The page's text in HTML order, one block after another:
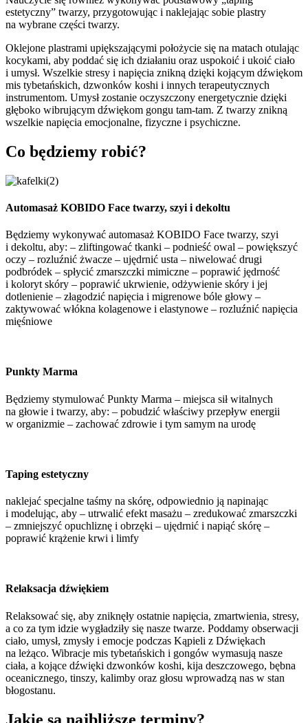
estetyczny” twarzy, przygotowując i naklejając sobie plastry
na wybrane części twarzy.
Oklejone plastrami upiększającymi położycie się na matach otulając
kocykami, aby poddać się ich działaniu oraz uspokoić i ukoić ciało
i umysł. Wszelkie stresy i napięcia znikną dzięki kojącym dźwiękom
mis tybetańskich, dzwonków koshi i innych terapeutycznych
instrumentom. Umysł zostanie oczyszczony energetycznie dzięki
głęboko wibrującym dźwiękom gongu tam-tam. Z twarzy znikną
wszelkie napięcia emocjonalne, fizyczne i psychiczne.
Co będziemy robić?
Automasaż KOBIDO Face twarzy, szyi i dekoltu
Będziemy wykonywać automasaż KOBIDO Face twarzy, szyi
i dekoltu, aby: – zliftingować tkanki – podnieść owal – powiększyć
oczy – rozluźnić żwacze – ujędrnić usta – niwelować drugi
podbródek – spłycić zmarszczki mimiczne – poprawić jędrność
i koloryt skóry – poprawić ukrwienie, odżywienie skóry i jej
dotlenienie – złagodzić napięcia i migrenowe bóle głowy –
zaktywować włókna kolagenowe i elastynowe – rozluźnić napięcia
mięśniowe
Punkty Marma
Będziemy stymulować Punkty Marma – miejsca sił witalnych
na głowie i twarzy, aby: – pobudzić właściwy przepływ energii
w organizmie – zachować zdrowie i tym samym na urodę
Taping estetyczny
naklejać specjalne taśmy na skórę, odpowiednio ją napinając
i modelując, aby – utrwalić efekt masażu – zredukować zmarszczki
– zmniejszyć opuchliznę i obrzęki – ujędrnić i napiąć skórę –
poprawić krążenie krwi i limfy
Relaksacja dźwiękiem
Relaksować się, aby zniknęły ostatnie napięcia, zmartwienia, stresy,
a co za tym idzie wygładziły się nasze twarze. Poddamy obserwacji
ciało, umysł, zmysły i emocje podczas Kąpieli z Dźwiękach
na leżąco. Wibracje mis tybetańskich i gongów wymasują nasze
ciała, a kojące dźwięki dzwonków koshi, kija deszczowego, bębna
oceanicznego, tinszy, kalimby oraz głosu wprowadzą nas w stan
błogostanu.
Jakie są najbliższe terminy?